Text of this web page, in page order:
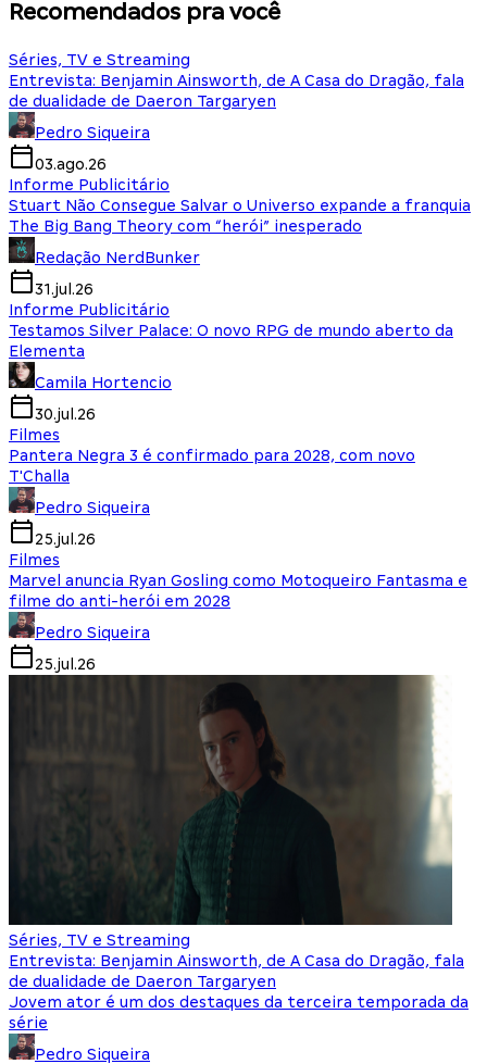
Recomendados pra você
Séries, TV e Streaming
Entrevista: Benjamin Ainsworth, de A Casa do Dragão, fala
de dualidade de Daeron Targaryen
Pedro Siqueira
03.ago.26
Informe Publicitário
Stuart Não Consegue Salvar o Universo expande a franquia
The Big Bang Theory com “herói” inesperado
Redação NerdBunker
31.jul.26
Informe Publicitário
Testamos Silver Palace: O novo RPG de mundo aberto da
Elementa
Camila Hortencio
30.jul.26
Filmes
Pantera Negra 3 é confirmado para 2028, com novo
T'Challa
Pedro Siqueira
25.jul.26
Filmes
Marvel anuncia Ryan Gosling como Motoqueiro Fantasma e
filme do anti-herói em 2028
Pedro Siqueira
25.jul.26
Séries, TV e Streaming
Entrevista: Benjamin Ainsworth, de A Casa do Dragão, fala
de dualidade de Daeron Targaryen
Jovem ator é um dos destaques da terceira temporada da
série
Pedro Siqueira